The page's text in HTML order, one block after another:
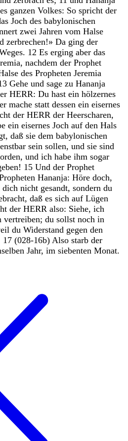
ganzen Volkes: So spricht der
Joch des babylonischen
zwei Jahren vom Halse
zerbrechen!» Da ging der
. 12 Es erging aber das
, nachdem der Prophet
des Propheten Jeremia
Gehe und sage zu Hananja
HERR: Du hast ein hölzernes
mache statt dessen ein eisernes
der HERR der Heerscharen,
ein eisernes Joch auf den Hals
, daß sie dem babylonischen
sein sollen, und sie sind
, und ich habe ihm sogar
! 15 Und der Prophet
Hananja: Höre doch,
dich nicht gesandt, sondern du
, daß es sich auf Lügen
der HERR also: Siehe, ich
vertreiben; du sollst noch in
du Widerstand gegen den
17 (028-16b) Also starb der
Jahr, im siebenten Monat.